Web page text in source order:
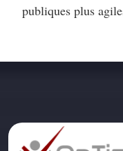
publiques plus